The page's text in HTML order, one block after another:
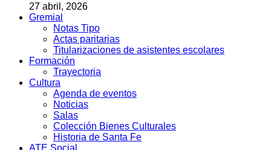
27 abril, 2026
Gremial
Notas Tipo
Actas paritarias
Titularizaciones de asistentes escolares
Formación
Trayectoria
Cultura
Agenda de eventos
Noticias
Salas
Colección Bienes Culturales
Historia de Santa Fe
ATE Social